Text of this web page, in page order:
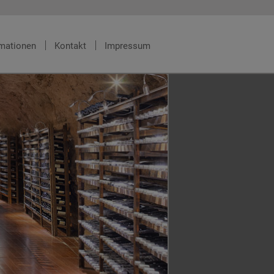
Kontakt Impressum